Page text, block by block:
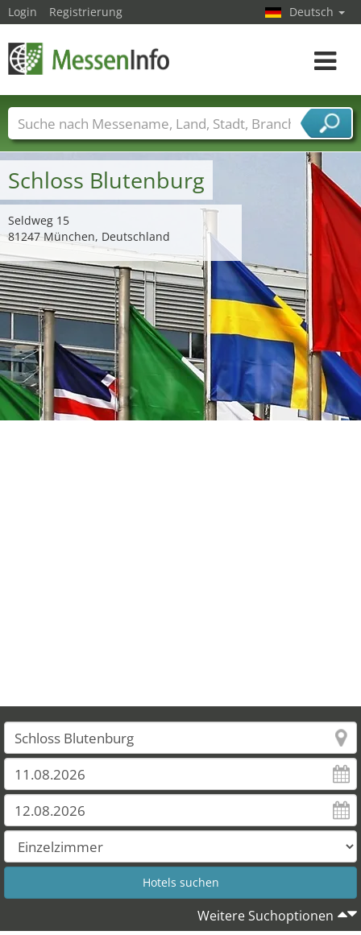
Schloss Blutenburg
Seldweg 15
81247 München, Deutschland
Weitere Suchoptionen
Login Registrierung Deutsch
Toggle
Messenamen Länder Städte
Branchen
Dienstleisterbranchen